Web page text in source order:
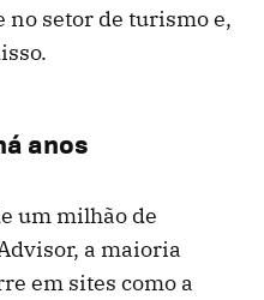
setor de turismo e,
anos
um milhão de
a maioria
em sites como a